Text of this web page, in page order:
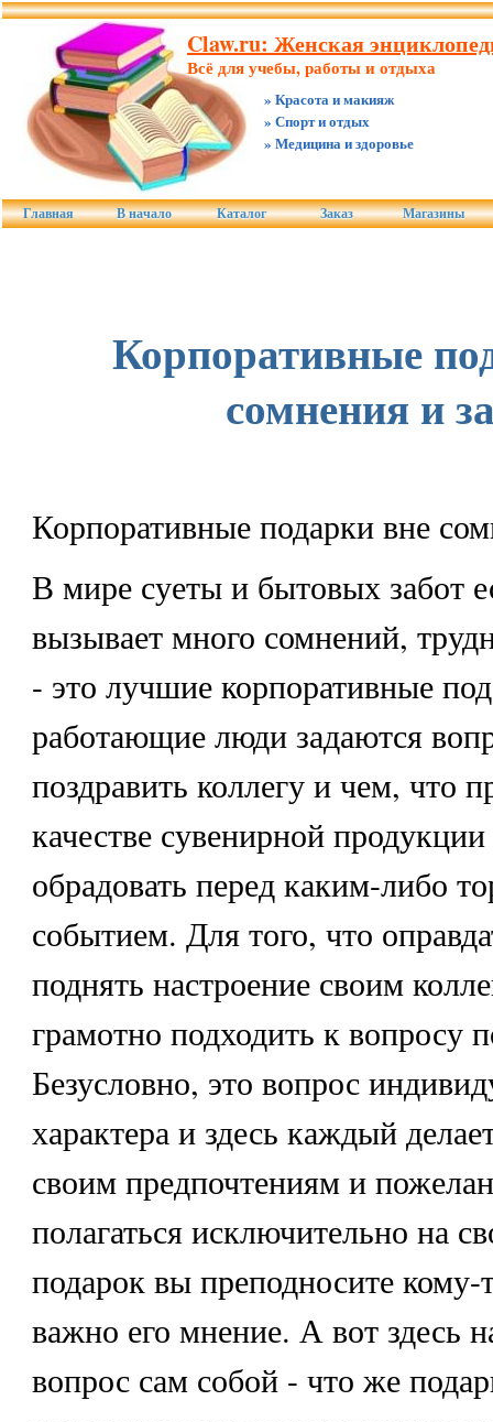
Claw.ru: Женская
Всё для учебы, работы и отдыха
» Красота и макияж
» Спорт и отдых
» Медицина и здоровье
Главная В начало Каталог Заказ Магазины
Корпоративные
сомнения и
Корпоративные подарки вне
В мире суеты и бытовых забот
вызывает много сомнений,
- это лучшие корпоративные
работающие люди задаются
поздравить коллегу и чем, что
качестве сувенирной
обрадовать перед каким-либо
событием. Для того, что
поднять настроение своим
грамотно подходить к вопросу
Безусловно, это вопрос
характера и здесь каждый
своим предпочтениям и
полагаться исключительно на
подарок вы преподносите кому-
важно его мнение. А вот здесь
вопрос сам собой - что же